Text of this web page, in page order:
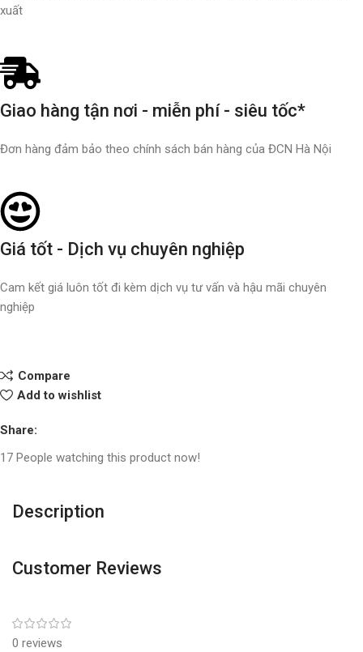
xuất
Giao hàng tận nơi - miễn phí - siêu tốc*
Đơn hàng đảm bảo theo chính sách bán hàng của ĐCN Hà Nội
Giá tốt - Dịch vụ chuyên nghiệp
Cam kết giá luôn tốt đi kèm dịch vụ tư vấn và hậu mãi chuyên
nghiệp
Compare
Add to wishlist
Share:
17 People watching this product now!
Description
Customer Reviews
0 reviews